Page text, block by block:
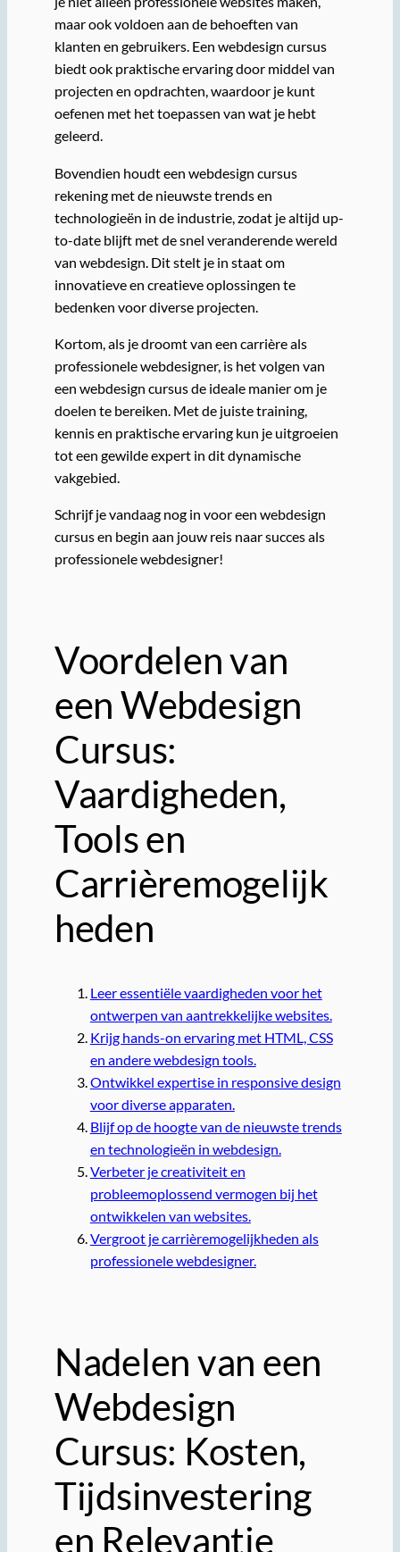
maar ook voldoen aan de behoeften van
klanten en gebruikers. Een webdesign cursus
biedt ook praktische ervaring door middel van
projecten en opdrachten, waardoor je kunt
oefenen met het toepassen van wat je hebt
geleerd.
Bovendien houdt een webdesign cursus
rekening met de nieuwste trends en
technologieën in de industrie, zodat je altijd up-
to-date blijft met de snel veranderende wereld
van webdesign. Dit stelt je in staat om
innovatieve en creatieve oplossingen te
bedenken voor diverse projecten.
Kortom, als je droomt van een carrière als
professionele webdesigner, is het volgen van
een webdesign cursus de ideale manier om je
doelen te bereiken. Met de juiste training,
kennis en praktische ervaring kun je uitgroeien
tot een gewilde expert in dit dynamische
vakgebied.
Schrijf je vandaag nog in voor een webdesign
cursus en begin aan jouw reis naar succes als
professionele webdesigner!
Voordelen van
een Webdesign
Cursus:
Vaardigheden,
Tools en
Carrièremogelijk
heden
Leer essentiële vaardigheden voor het
ontwerpen van aantrekkelijke websites.
Krijg hands-on ervaring met HTML, CSS
en andere webdesign tools.
Ontwikkel expertise in responsive design
voor diverse apparaten.
Blijf op de hoogte van de nieuwste trends
en technologieën in webdesign.
Verbeter je creativiteit en
probleemoplossend vermogen bij het
ontwikkelen van websites.
Vergroot je carrièremogelijkheden als
professionele webdesigner.
Nadelen van een
Webdesign
Cursus: Kosten,
Tijdsinvestering
en Relevantie